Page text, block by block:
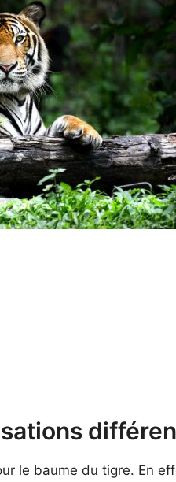
le baume du tigre. En